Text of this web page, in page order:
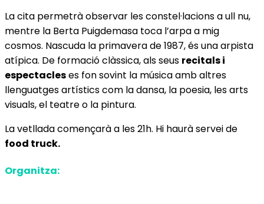
La cita permetrà observar les constel·lacions a ull nu,
mentre la Berta Puigdemasa toca l’arpa a mig
cosmos. Nascuda la primavera de 1987, és una arpista
atípica. De formació clàssica, als seus recitals i
espectacleses fon sovint la música amb altres
llenguatges artístics com la dansa, la poesia, les arts
visuals, el teatre o la pintura.
La vetllada començarà a les 21h. Hi haurà servei de
food truck.
Organitza: